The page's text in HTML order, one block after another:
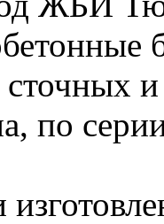
сточных
по